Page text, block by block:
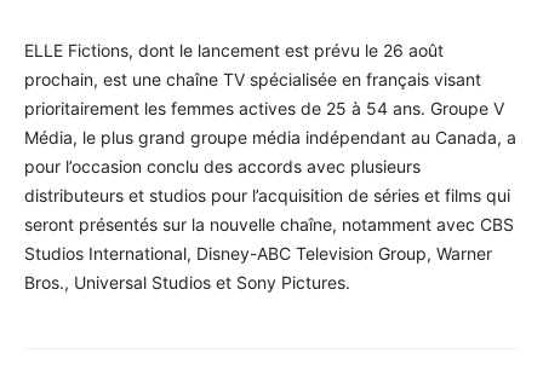
ELLE Fictions, dont le lancement est prévu le 26 août
prochain, est une chaîne TV spécialisée en français visant
prioritairement les femmes actives de 25 à 54 ans. Groupe V
Média, le plus grand groupe média indépendant au Canada, a
pour l’occasion conclu des accords avec plusieurs
distributeurs et studios pour l’acquisition de séries et films qui
seront présentés sur la nouvelle chaîne, notamment avec CBS
Studios International, Disney-ABC Television Group, Warner
Bros., Universal Studios et Sony Pictures.